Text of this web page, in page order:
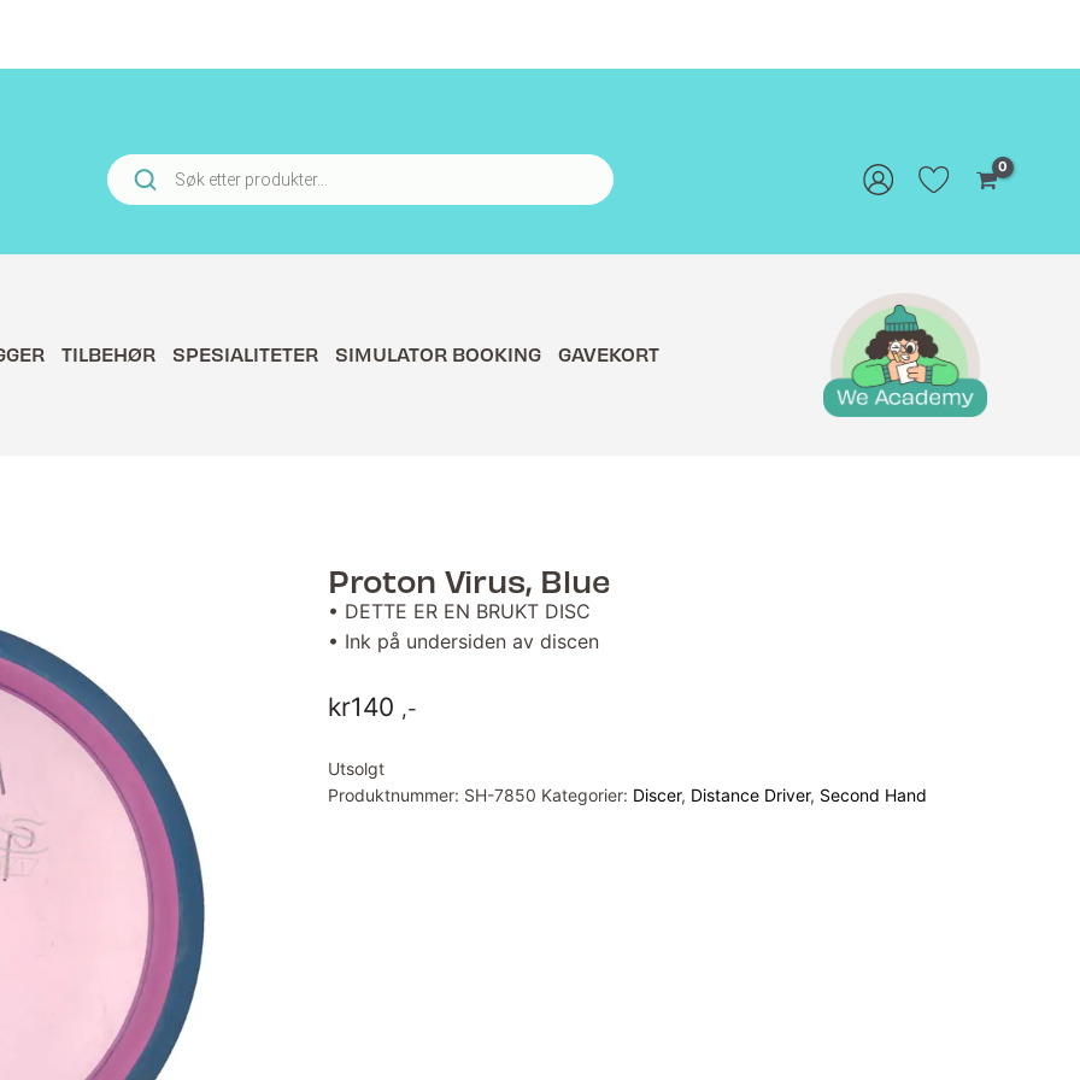
Products
search
TILBEHØR SPESIALITETER SIMULATOR BOOKING GAVEKORT
Proton Virus, Blue
• DETTE ER EN BRUKT DISC
• Ink på undersiden av discen
kr140 ,-
Utsolgt
Produktnummer: SH-7850 Kategorier: Discer, Distance Driver, Second Hand